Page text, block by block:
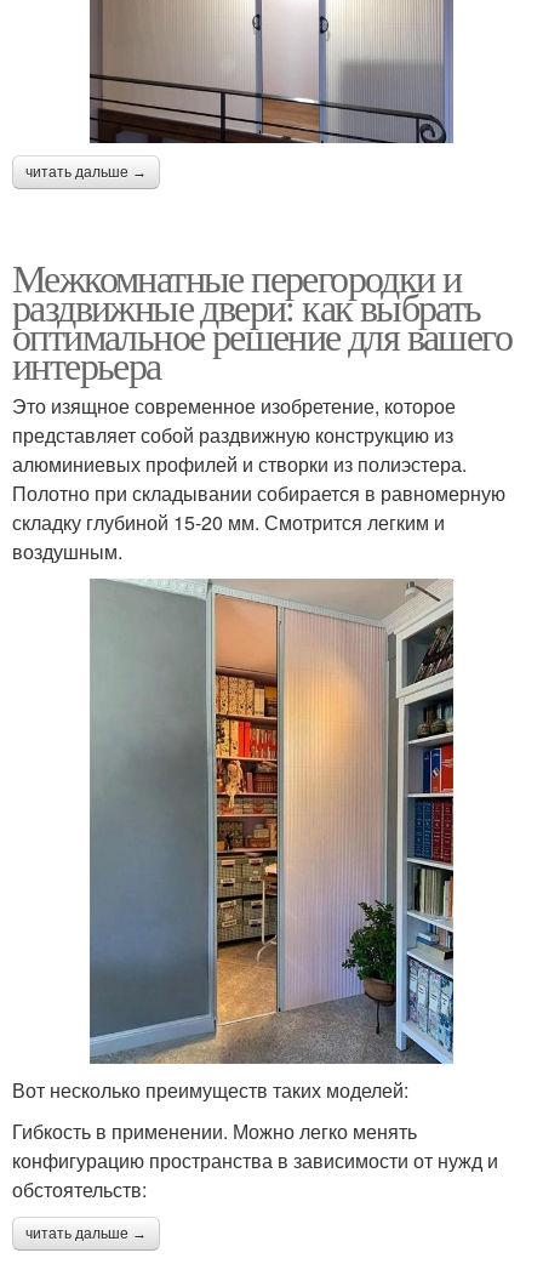
читать дальше →
Межкомнатные перегородки и
раздвижные двери: как выбрать
оптимальное решение для вашего
интерьера
Это изящное современное изобретение, которое
представляет собой раздвижную конструкцию из
алюминиевых профилей и створки из полиэстера.
Полотно при складывании собирается в равномерную
складку глубиной 15-20 мм. Смотрится легким и
воздушным.
Вот несколько преимуществ таких моделей:
Гибкость в применении. Можно легко менять
конфигурацию пространства в зависимости от нужд и
обстоятельств:
читать дальше →